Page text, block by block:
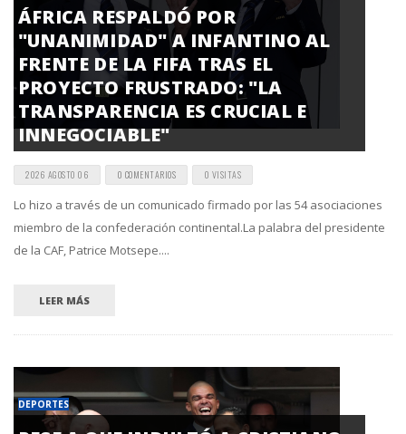
ÁFRICA RESPALDÓ POR
"UNANIMIDAD" A INFANTINO AL
FRENTE DE LA FIFA TRAS EL
PROYECTO FRUSTRADO: "LA
TRANSPARENCIA ES CRUCIAL E
INNEGOCIABLE"
2026 AGOSTO 06 0 COMENTARIOS 0 VISITAS
Lo hizo a través de un comunicado firmado por las 54 asociaciones
miembro de la confederación continental.La palabra del presidente
de la CAF, Patrice Motsepe....
LEER MÁS
DEPORTES